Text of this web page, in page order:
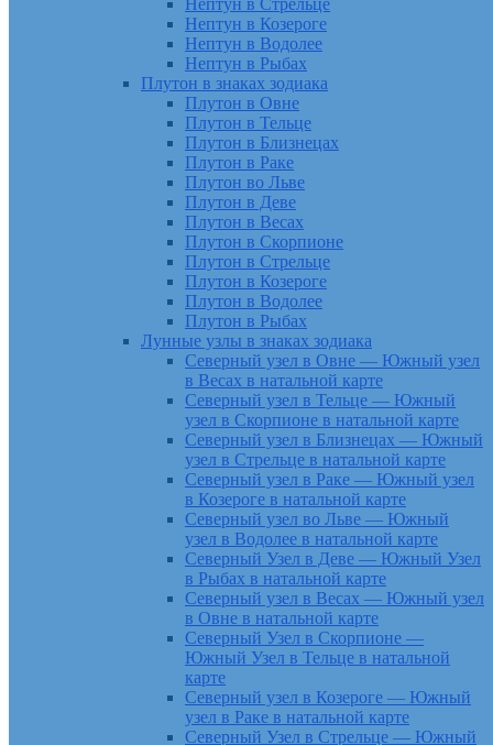
Нептун в Стрельце
Нептун в Козероге
Нептун в Водолее
Нептун в Рыбах
Плутон в знаках зодиака
Плутон в Овне
Плутон в Тельце
Плутон в Близнецах
Плутон в Раке
Плутон во Льве
Плутон в Деве
Плутон в Весах
Плутон в Скорпионе
Плутон в Стрельце
Плутон в Козероге
Плутон в Водолее
Плутон в Рыбах
Лунные узлы в знаках зодиака
Северный узел в Овне — Южный узел
в Весах в натальной карте
Северный узел в Тельце — Южный
узел в Скорпионе в натальной карте
Северный узел в Близнецах — Южный
узел в Стрельце в натальной карте
Северный узел в Раке — Южный узел
в Козероге в натальной карте
Северный узел во Льве — Южный
узел в Водолее в натальной карте
Северный Узел в Деве — Южный Узел
в Рыбах в натальной карте
Северный узел в Весах — Южный узел
в Овне в натальной карте
Северный Узел в Скорпионе —
Южный Узел в Тельце в натальной
карте
Северный узел в Козероге — Южный
узел в Раке в натальной карте
Северный Узел в Стрельце — Южный